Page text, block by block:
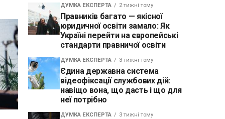
ДУМКА ЕКСПЕРТА 2 тижні тому
Правників багато — якісної
юридичної освіти замало: Як
Україні перейти на європейські
стандарти правничої освіти
ДУМКА ЕКСПЕРТА 3 тижні тому
Єдина державна система
відеофіксації службових дій:
навіщо вона, що дасть і що для
неї потрібно
ДУМКА ЕКСПЕРТА 3 тижні тому